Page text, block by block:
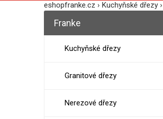
eshopfranke.cz › Kuchyňské dřezy ›
Franke
Kuchyňské dřezy
Granitové dřezy
Nerezové dřezy